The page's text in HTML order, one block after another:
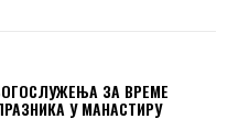
ЗА ВРЕМЕ
У МАНАСТИРУ